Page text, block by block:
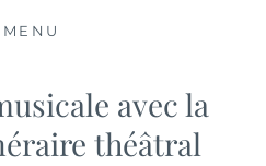
MENU
avec la
théâtral